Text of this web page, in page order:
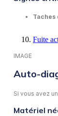
Taches
Fuite
IMAGE
Auto-
Si vous avez
Matériel